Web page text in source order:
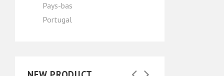
Pays-bas
Portugal